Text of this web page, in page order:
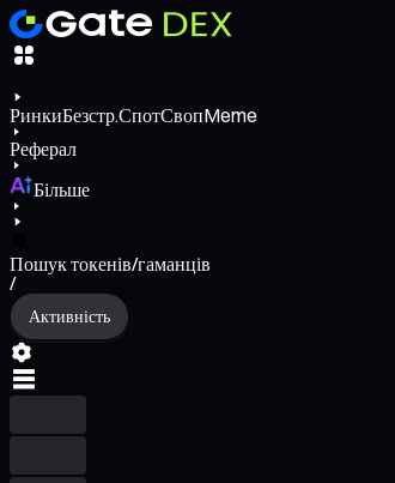
РинкиБезстр.СпотСвопMeme
Реферал
Більше
Пошук токенів/гаманців
/
Активність